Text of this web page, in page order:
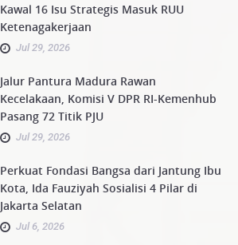
Kawal 16 Isu Strategis Masuk RUU
Ketenagakerjaan
Jul 29, 2026
Jalur Pantura Madura Rawan
Kecelakaan, Komisi V DPR RI-Kemenhub
Pasang 72 Titik PJU
Jul 29, 2026
Perkuat Fondasi Bangsa dari Jantung Ibu
Kota, Ida Fauziyah Sosialisi 4 Pilar di
Jakarta Selatan
Jul 6, 2026